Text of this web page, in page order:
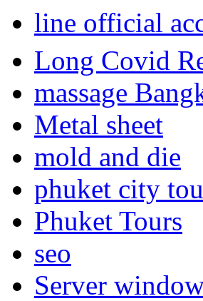
line official
Long Covid
massage
Metal sheet
mold and die
phuket city
Phuket Tours
seo
Server